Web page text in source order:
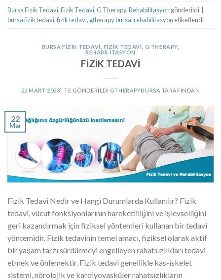
Bursa Fizik Tedavi,Fizik Tedavi, G Therapy,Rehabilitasyon gönderildi
bursa fizik tedavi,fizik tedavi, gtherapy bursa,rehabilitasyon etiketlendi
BURSA FIZIK TEDAVI FIZIK TEDAVI G THERAPY,
REHABILITASYON
FİZİK TEDAVİ
22 MART 2023’' TE GÖNDERILDI GTHERAPYBURSA TARAFINDAN
22
Mar
Fizik Tedavi Nedir ve Hangi Durumlarda Kullanılır? Fizik
tedavi, vücut fonksiyonlarının hareketliliğini ve işlevselliğini
geri kazandırmak için fiziksel yöntemleri kullanan bir tedavi
yöntemidir. Fizik tedavinin temel amacı, fiziksel olarak aktif
bir yaşam tarzı sürdürmeyi engelleyen rahatsızlıkları tedavi
etmek ve önlemektir. Fizik tedavi genellikle kas-iskelet
sistemi, nörolojik ve kardiyovasküler rahatsızlıkların